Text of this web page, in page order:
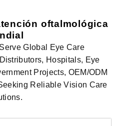
oftalmológica
Global Eye Care
Hospitals, Eye
Projects, OEM/ODM
Reliable Vision Care